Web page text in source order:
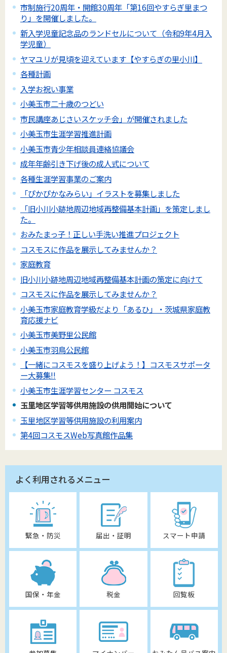
市制施行20周年・開館30周年「第16回やすらぎ里まつ
り」を開催しました。
新入学児童記念品のランドセルについて（令和9年4月入
学児童）
ヤマユリが見頃を迎えています【やすらぎの里小川】
各種計画
入学お祝い事業
小美玉市二十歳のつどい
市民講座あじさいスケッチ会」が開催されました
小美玉市生涯学習推進計画
小美玉市青少年相談員連絡協議会
成年年齢引き下げ後の成人式について
各種生涯学習事業のご案内
「ぴかぴかなみらい」イラストを募集しました
「旧小川小跡地周辺地域再整備基本計画」を策定しまし
た。
おみたまっ子！正しい手洗い推進プロジェクト
コスモスに作品を展示してみませんか？
家庭教育
旧小川小跡地周辺地域再整備基本計画の策定に向けて
コスモスに作品を展示してみませんか？
小美玉市家庭教育学級だより「あるひ」・茨城県家庭教
育応援ナビ
小美玉市美野里公民館
小美玉市羽鳥公民館
【一緒にコスモスを盛り上げよう！】コスモスサポータ
ー大募集!!
小美玉市生涯学習センター コスモス
玉里地区学習等供用施設の供用開始について
玉里地区学習等供用施設の利用案内
第4回コスモスWeb写真館作品集
よく利用されるメニュー
緊急・防災 届出・証明 スマート申請
国保・年金 税金 回覧板